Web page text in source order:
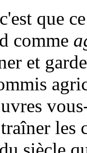
que
comme
et
les